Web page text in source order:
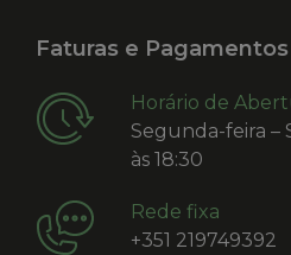
Faturas e Pagamentos
Horário de
Segunda-feira –
às 18:30
Rede fixa
+351 219749392